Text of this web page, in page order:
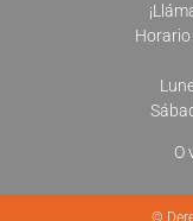
O
©